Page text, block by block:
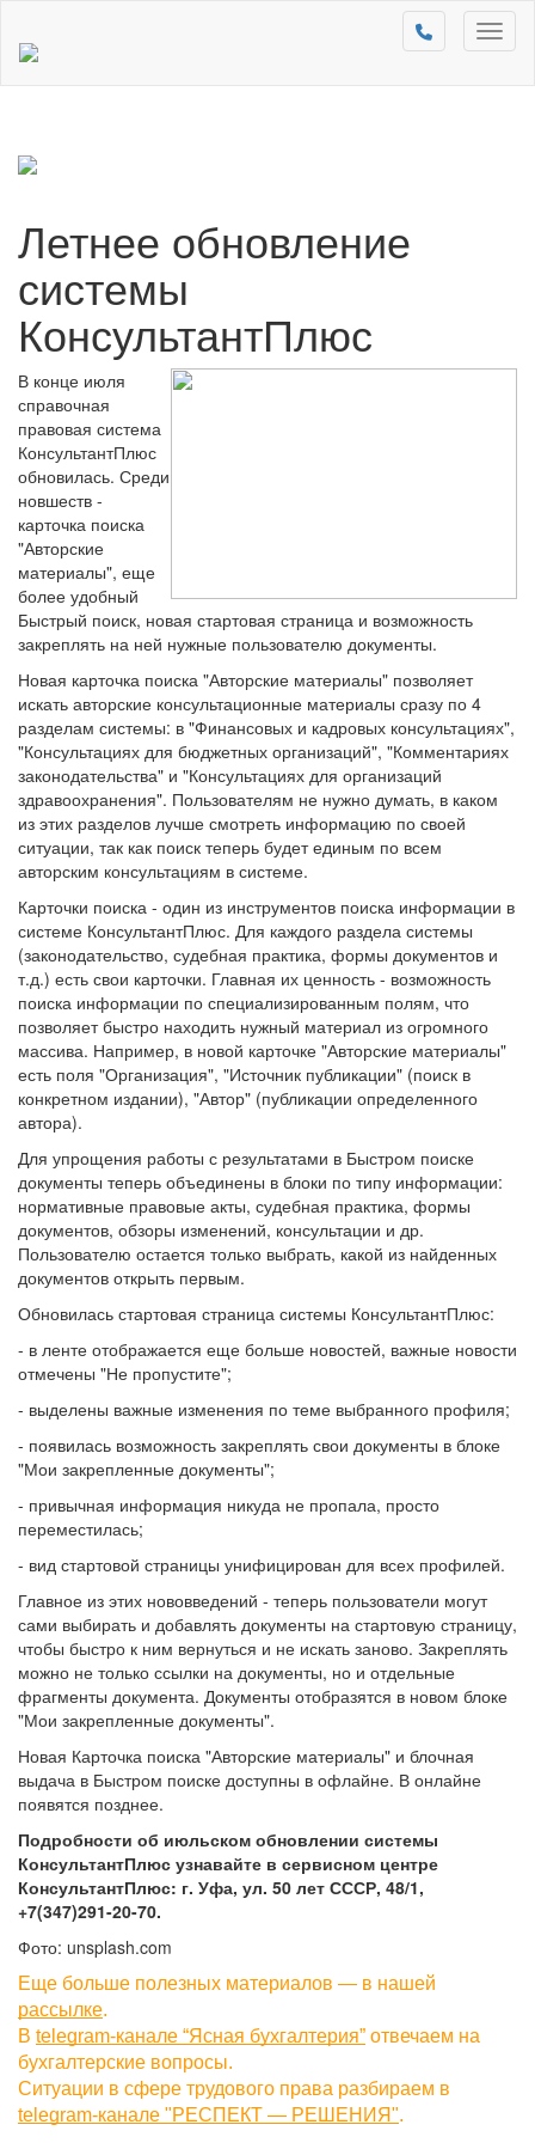
Летнее обновление
системы
КонсультантПлюс
В конце июля
справочная
правовая система
КонсультантПлюс
обновилась. Среди
новшеств -
карточка поиска
"Авторские
материалы", еще
более удобный
Быстрый поиск, новая стартовая страница и возможность
закреплять на ней нужные пользователю документы.
Новая карточка поиска "Авторские материалы" позволяет
искать авторские консультационные материалы сразу по 4
разделам системы: в "Финансовых и кадровых консультациях",
"Консультациях для бюджетных организаций", "Комментариях
законодательства" и "Консультациях для организаций
здравоохранения". Пользователям не нужно думать, в каком
из этих разделов лучше смотреть информацию по своей
ситуации, так как поиск теперь будет единым по всем
авторским консультациям в системе.
Карточки поиска - один из инструментов поиска информации в
системе КонсультантПлюс. Для каждого раздела системы
(законодательство, судебная практика, формы документов и
т.д.) есть свои карточки. Главная их ценность - возможность
поиска информации по специализированным полям, что
позволяет быстро находить нужный материал из огромного
массива. Например, в новой карточке "Авторские материалы"
есть поля "Организация", "Источник публикации" (поиск в
конкретном издании), "Автор" (публикации определенного
автора).
Для упрощения работы с результатами в Быстром поиске
документы теперь объединены в блоки по типу информации:
нормативные правовые акты, судебная практика, формы
документов, обзоры изменений, консультации и др.
Пользователю остается только выбрать, какой из найденных
документов открыть первым.
Обновилась стартовая страница системы КонсультантПлюс:
- в ленте отображается еще больше новостей, важные новости
отмечены "Не пропустите";
- выделены важные изменения по теме выбранного профиля;
- появилась возможность закреплять свои документы в блоке
"Мои закрепленные документы";
- привычная информация никуда не пропала, просто
переместилась;
- вид стартовой страницы унифицирован для всех профилей.
Главное из этих нововведений - теперь пользователи могут
сами выбирать и добавлять документы на стартовую страницу,
чтобы быстро к ним вернуться и не искать заново. Закреплять
можно не только ссылки на документы, но и отдельные
фрагменты документа. Документы отобразятся в новом блоке
"Мои закрепленные документы".
Новая Карточка поиска "Авторские материалы" и блочная
выдача в Быстром поиске доступны в офлайне. В онлайне
появятся позднее.
Подробности об июльском обновлении системы
КонсультантПлюс узнавайте в сервисном центре
КонсультантПлюс: г. Уфа, ул. 50 лет СССР, 48/1,
+7(347)291-20-70.
Фото: unsplash.com
рассылке.
В telegram-канале “Ясная бухгалтерия” отвечаем на
бухгалтерские вопросы.
Ситуации в сфере трудового права разбираем в
telegram-канале "РЕСПЕКТ — РЕШЕНИЯ".